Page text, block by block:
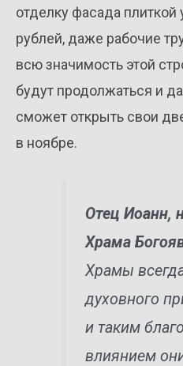
отделку фасада
рублей, даже рабочие
всю значимость этой
будут продолжаться и
сможет открыть свои
в ноябре.
Отец Иоанн,
Храма
Храмы
духовного
и таким
влиянием